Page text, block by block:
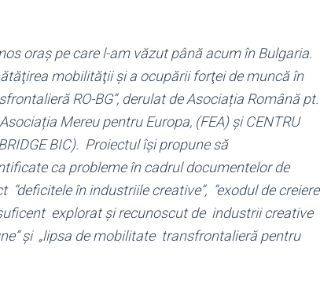
oraș pe care l-am văzut până acum în Bulgaria.
mobilităţii şi a ocupării forţei de muncă în
RO-BG”, derulat de Asociația Română pt.
Mereu pentru Europa, (FEA) și CENTRU
BIC). Proiectul își propune să
ca probleme în cadrul documentelor de
“deficitele în industriile creative”, “exodul de creiere
explorat și recunoscut de industrii creative
și „lipsa de mobilitate transfrontalieră pentru